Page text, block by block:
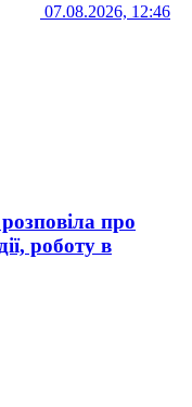
07.08.2026, 12:46
про
роботу в